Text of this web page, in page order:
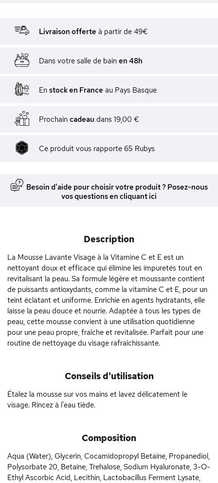
Livraison offerte à partir de 49€
Dans votre salle de bain en 48h
En stock en France au Pays Basque
Prochain cadeau dans 19,00 €
Ce produit vous rapporte 65 Rubys
Besoin d'aide pour choisir votre produit ? Posez-nous
vos questions en cliquant ici
Description
La Mousse Lavante Visage à la Vitamine C et E est un
nettoyant doux et efficace qui élimine les impuretés tout en
revitalisant la peau. Sa formule légère et moussante contient
de puissants antioxydants, comme la vitamine C et E, pour un
teint éclatant et uniforme. Enrichie en agents hydratants, elle
laisse la peau douce et nourrie. Adaptée à tous les types de
peau, cette mousse convient à une utilisation quotidienne
pour une peau propre, fraîche et revitalisée. Parfait pour une
routine de nettoyage du visage rafraîchissante.
Conseils d'utilisation
Étalez la mousse sur vos mains et lavez délicatement le
visage. Rincez à l'eau tiède.
Composition
Aqua (Water), Glycerin, Cocamidopropyl Betaine, Propanediol,
Polysorbate 20, Betaine, Trehalose, Sodium Hyaluronate, 3-O-
Ethyl Ascorbic Acid, Lecithin, Lactobacillus Ferment Lysate,